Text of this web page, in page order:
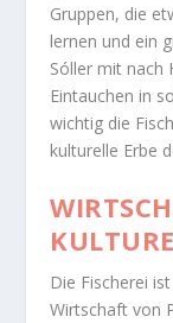
Gruppen, die
lernen und ein
Sóller mit nach
Eintauchen in
wichtig die
kulturelle Erbe
Die Fischerei
Wirtschaft von